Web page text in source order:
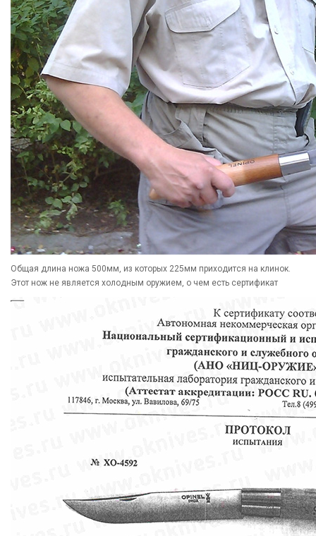
Общая длина ножа 500мм, из которых 225мм приходится на клинок.
Этот нож не является холодным оружием, о чем есть сертификат